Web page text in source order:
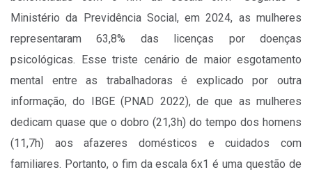
Ministério da Previdência Social, em 2024, as mulheres
representaram 63,8% das licenças por doenças
psicológicas. Esse triste cenário de maior esgotamento
mental entre as trabalhadoras é explicado por outra
informação, do IBGE (PNAD 2022), de que as mulheres
dedicam quase que o dobro (21,3h) do tempo dos homens
(11,7h) aos afazeres domésticos e cuidados com
familiares. Portanto, o fim da escala 6x1 é uma questão de